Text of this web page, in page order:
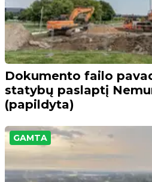
Dokumento failo
statybų paslaptį
(papildyta)
GAMTA